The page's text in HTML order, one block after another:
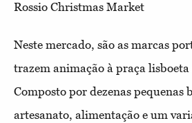
Rossio Christmas Market
Neste mercado, são as marcas
trazem animação à praça lisboeta
Composto por dezenas pequenas
artesanato, alimentação e um